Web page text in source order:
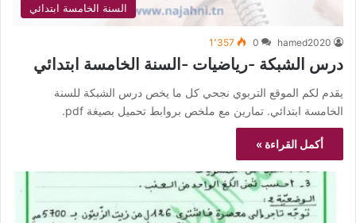
السنة الخامسة ابتدائي
hamed2020
0 1٬357
درس الشبكة -رياضيات -السنة الخامسة ابتدائي
يقدم لكم الموقع التربوي نجحي كل ما يخص درس الشبكة للسنة
الخامسة ابتدائي. تمارين مع ملخص بروابط تحميل بصيغة pdf.
أكمل القراءة »